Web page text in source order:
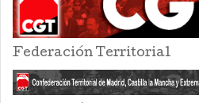
Federación Territorial